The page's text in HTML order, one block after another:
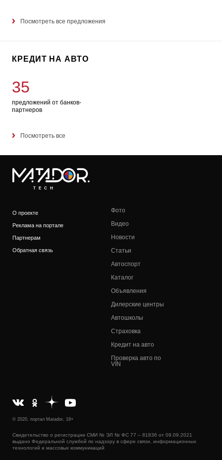
Посмотреть все предложения
КРЕДИТ НА АВТО
35
предложений от банков-
партнеров
Посмотреть все
TECH
О проекте
Реклама на портале
Партнерам
Обратная связь
Фото
Видео
Новости
Статьи
Автоспорт
Каталог
Объявления
Дилерские центры
Автошколы
Страховка
Кредит на авто
Проверка авто по
VIN
© 2020, портал Matador, 18+
Свидетельство о регистрации СМИ № ЭЛ № ФС 77 – 81836 от 09.09.2021
выдано Федеральной службой по надзору в сфере связи, информационных
технологий и массовых коммуникаций